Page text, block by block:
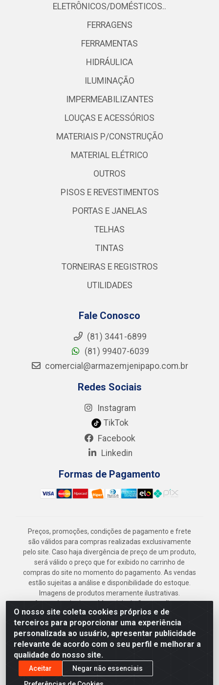
O nosso site coleta cookies próprios e de
terceiros para proporcionar uma experiência
personalizada ao usuário, apresentar publicidade
relevante de acordo com o seu perfil e melhorar a
qualidade do nosso site.
Aceitar
Negar não essenciais
ELETRÔNICOS/DOMÉSTICOS..
FERRAGENS
FERRAMENTAS
HIDRÁULICA
ILUMINAÇÃO
IMPERMEABILIZANTES
LOUÇAS E ACESSÓRIOS
MATERIAIS P/CONSTRUÇÃO
MATERIAL ELÉTRICO
OUTROS
PISOS E REVESTIMENTOS
PORTAS E JANELAS
TELHAS
TINTAS
TORNEIRAS E REGISTROS
UTILIDADES
Fale Conosco
(81) 3441-6899
(81) 99407-6039
comercial@armazemjenipapo.com.br
Redes Sociais
Instagram
TikTok
Facebook
Linkedin
Formas de Pagamento
Preços, promoções, condições de pagamento e frete
são válidos para compras realizadas exclusivamente
pelo site. Caso haja divergência de preço de um produto,
será válido o preço que for exibido no carrinho de
compras do site no momento do pagamento. As vendas
estão sujeitas a análise e disponibilidade do estoque.
Imagens de produtos meramente ilustrativas.
Armazém Jenipapo Materiais de Construção em
Geral LTDA - Rua das Flores, 2691 - Guabiraba,
Recife/PE - CEP 52.291-630 - CNPJ
41.097.379/0001-